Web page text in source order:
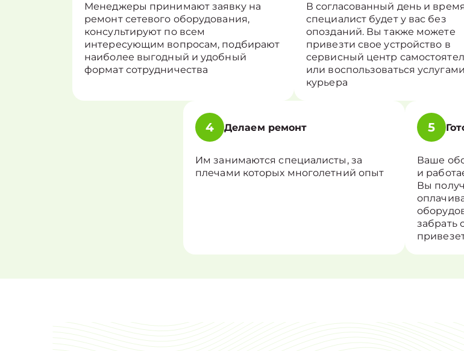
Менеджеры принимают заявку на
ремонт сетевого оборудования,
консультируют по всем
интересующим вопросам, подбирают
наиболее выгодный и удобный
формат сотрудничества
В согласованный день и время
специалист будет у вас без
опозданий. Вы также можете
привезти свое устройство в
сервисный центр
или воспользоваться услугами
курьера
4 Делаем ремонт
Им занимаются специалисты, за
плечами которых многолетний опыт
5
Ваше
и
Вы
забрать